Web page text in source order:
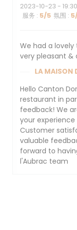
2023-10-23 -
服务 : 5/5 氛围 : 5
We had a
very pleasant &
LA MAISON
Hello Canton
restaurant in
feedback! We
your
Customer
valuable
forward to
l'Aubrac team